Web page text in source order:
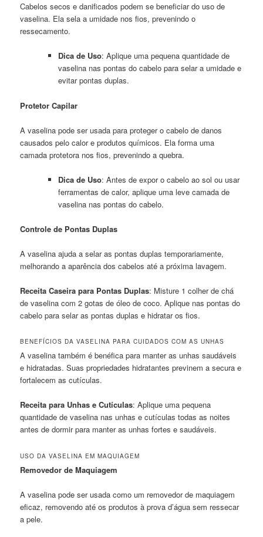
Cabelos secos e danificados podem se beneficiar do uso de
vaselina. Ela sela a umidade nos fios, prevenindo o
ressecamento.
Dica de Uso: Aplique uma pequena quantidade de
vaselina nas pontas do cabelo para selar a umidade e
evitar pontas duplas.
Protetor Capilar
A vaselina pode ser usada para proteger o cabelo de danos
causados pelo calor e produtos químicos. Ela forma uma
camada protetora nos fios, prevenindo a quebra.
Dica de Uso: Antes de expor o cabelo ao sol ou usar
ferramentas de calor, aplique uma leve camada de
vaselina nas pontas do cabelo.
Controle de Pontas Duplas
A vaselina ajuda a selar as pontas duplas temporariamente,
melhorando a aparência dos cabelos até a próxima lavagem.
Receita Caseira para Pontas Duplas: Misture 1 colher de chá
de vaselina com 2 gotas de óleo de coco. Aplique nas pontas do
cabelo para selar as pontas duplas e hidratar os fios.
BENEFÍCIOS DA VASELINA PARA CUIDADOS COM AS UNHAS
A vaselina também é benéfica para manter as unhas saudáveis
e hidratadas. Suas propriedades hidratantes previnem a secura e
fortalecem as cutículas.
Receita para Unhas e Cutículas: Aplique uma pequena
quantidade de vaselina nas unhas e cutículas todas as noites
antes de dormir para manter as unhas fortes e saudáveis.
USO DA VASELINA EM MAQUIAGEM
Removedor de Maquiagem
A vaselina pode ser usada como um removedor de maquiagem
eficaz, removendo até os produtos à prova d’água sem ressecar
a pele.